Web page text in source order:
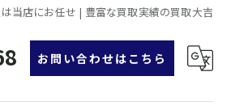
当店にお任せ | 豊富な買取実績の買取大吉
お問い合わせはこちら